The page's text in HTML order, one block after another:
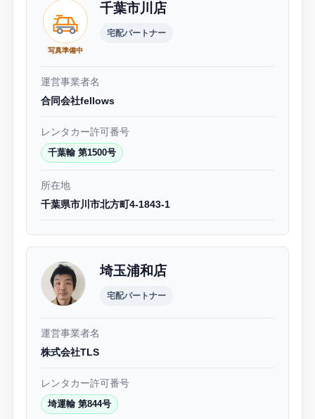
写真準備中
千葉市川店
宅配パートナー
運営事業者名
合同会社fellows
レンタカー許可番号
千葉輸 第1500号
所在地
千葉県市川市北方町4-1843-1
埼玉浦和店
宅配パートナー
運営事業者名
株式会社TLS
レンタカー許可番号
埼運輸 第844号